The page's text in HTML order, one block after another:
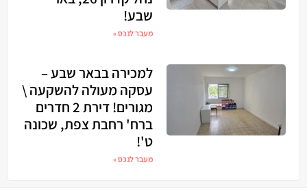
שבע!
מעבר לנכס »
למכירה בבאר שבע –
עסקה מעולה להשקעה \
מגורים! דירת 2 חדרים
ברח' רחבת צפת, שכונה
ט'!
מעבר לנכס »